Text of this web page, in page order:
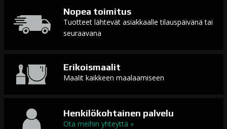
Nopea toimitus
Tuotteet lähtevät asiakkaalle tilauspäivänä tai
seuraavana
Erikoismaalit
Maalit kaikkeen maalaamiseen
Henkilökohtainen palvelu
Ota meihin yhteyttä »